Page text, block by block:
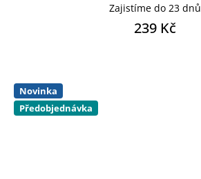
Zajistíme do 23 dnů
239 Kč
Novinka
Předobjednávka